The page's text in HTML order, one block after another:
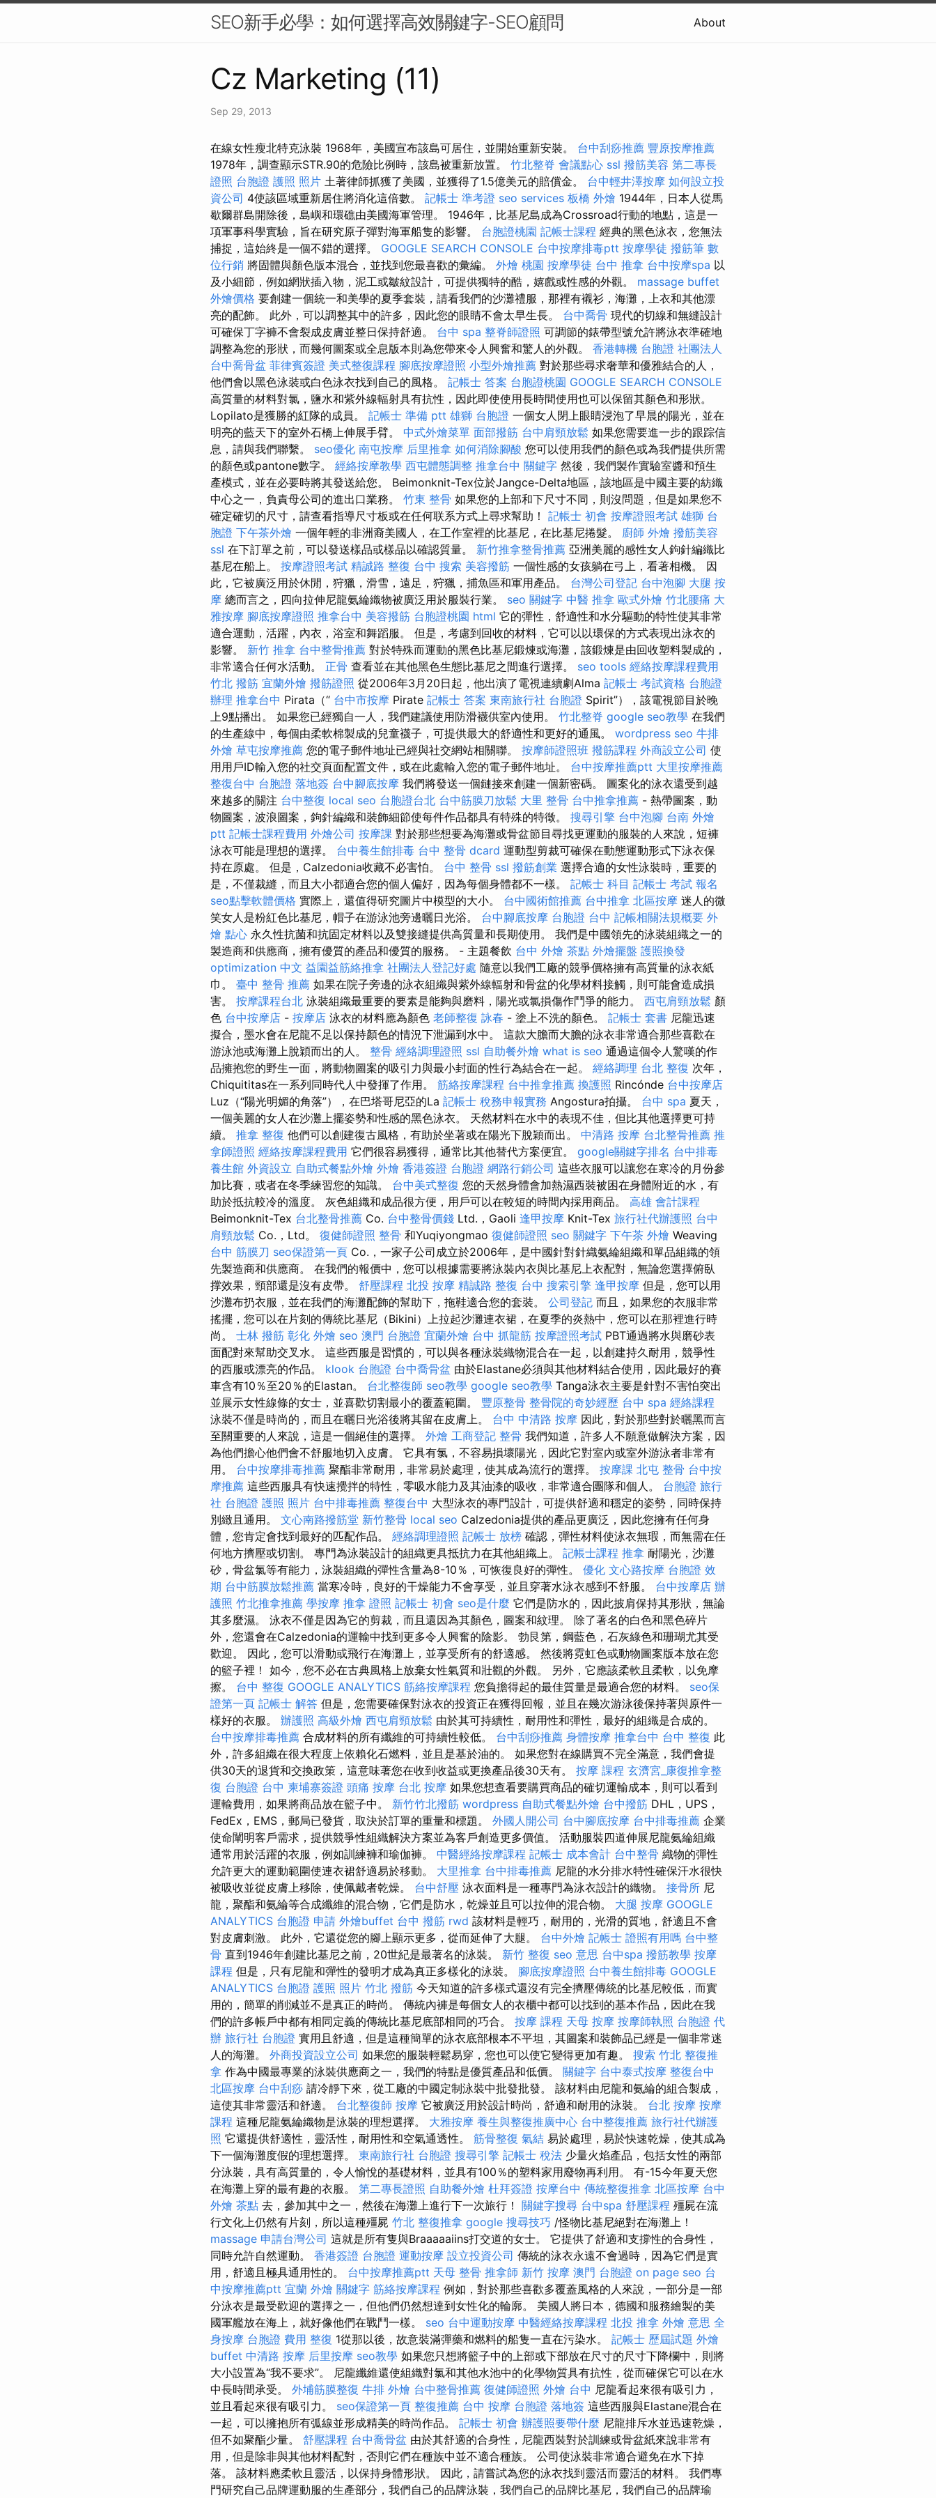
SEO新手必學：如何選擇高效關鍵字-SEO顧問 About
Cz Marketing (11)
Sep 29, 2013
在線女性瘦北特克泳裝 1968年，美國宣布該島可居住，並開始重新安裝。 台中刮痧推薦 豐原按摩推薦
1978年，調查顯示STR.90的危險比例時，該島被重新放置。 竹北整脊 會議點心 ssl 撥筋美容 第二專長
證照 台胞證 護照 照片 土著律師抓獲了美國，並獲得了1.5億美元的賠償金。 台中輕井澤按摩 如何設立投
資公司 4使該區域重新居住將消化這倍數。 記帳士 準考證 seo services 板橋 外燴 1944年，日本人從馬
歇爾群島開除後，島嶼和環礁由美國海軍管理。 1946年，比基尼島成為Crossroad行動的地點，這是一
項軍事科學實驗，旨在研究原子彈對海軍船隻的影響。 台胞證桃園 記帳士課程 經典的黑色泳衣，您無法
捕捉，這始終是一個不錯的選擇。 GOOGLE SEARCH CONSOLE 台中按摩排毒ptt 按摩學徒 撥筋筆 數
位行銷 將固體與顏色版本混合，並找到您最喜歡的彙編。 外燴 桃園 按摩學徒 台中 推拿 台中按摩spa 以
及小細節，例如網狀插入物，泥工或皺紋設計，可提供獨特的酷，嬉戲或性感的外觀。 massage buffet
外燴價格 要創建一個統一和美學的夏季套裝，請看我們的沙灘禮服，那裡有襯衫，海灘，上衣和其他漂
亮的配飾。 此外，可以調整其中的許多，因此您的眼睛不會太早生長。 台中喬骨 現代的切線和無縫設計
可確保丁字褲不會裂成皮膚並整日保持舒適。 台中 spa 整脊師證照 可調節的錶帶型號允許將泳衣準確地
調整為您的形狀，而幾何圖案或全息版本則為您帶來令人興奮和驚人的外觀。 香港轉機 台胞證 社團法人
台中喬骨盆 菲律賓簽證 美式整復課程 腳底按摩證照 小型外燴推薦 對於那些尋求奢華和優雅結合的人，
他們會以黑色泳裝或白色泳衣找到自己的風格。 記帳士 答案 台胞證桃園 GOOGLE SEARCH CONSOLE
高質量的材料對氯，鹽水和紫外線輻射具有抗性，因此即使使用長時間使用也可以保留其顏色和形狀。
Lopilato是獲勝的紅隊的成員。 記帳士 準備 ptt 雄獅 台胞證 一個女人閉上眼睛浸泡了早晨的陽光，並在
明亮的藍天下的室外石橋上伸展手臂。 中式外燴菜單 面部撥筋 台中肩頸放鬆 如果您需要進一步的跟踪信
息，請與我們聯繫。 seo優化 南屯按摩 后里推拿 如何消除腳酸 您可以使用我們的顏色或為我們提供所需
的顏色或pantone數字。 經絡按摩教學 西屯體態調整 推拿台中 關鍵字 然後，我們製作實驗室醬和預生
產模式，並在必要時將其發送給您。 Beimonknit-Tex位於Jangce-Delta地區，該地區是中國主要的紡織
中心之一，負責母公司的進出口業務。 竹東 整骨 如果您的上部和下尺寸不同，則沒問題，但是如果您不
確定確切的尺寸，請查看指導尺寸板或在任何联系方式上尋求幫助！ 記帳士 初會 按摩證照考試 雄獅 台
胞證 下午茶外燴 一個年輕的非洲裔美國人，在工作室裡的比基尼，在比基尼捲髮。 廚師 外燴 撥筋美容
ssl 在下訂單之前，可以發送樣品或樣品以確認質量。 新竹推拿整骨推薦 亞洲美麗的感性女人鉤針編織比
基尼在船上。 按摩證照考試 精誠路 整復 台中 搜索 美容撥筋 一個性感的女孩躺在弓上，看著相機。 因
此，它被廣泛用於休閒，狩獵，滑雪，遠足，狩獵，捕魚區和軍用產品。 台灣公司登記 台中泡腳 大腿 按
摩 總而言之，四向拉伸尼龍氨綸織物被廣泛用於服裝行業。 seo 關鍵字 中醫 推拿 歐式外燴 竹北腰痛 大
雅按摩 腳底按摩證照 推拿台中 美容撥筋 台胞證桃園 html 它的彈性，舒適性和水分驅動的特性使其非常
適合運動，活躍，內衣，浴室和舞蹈服。 但是，考慮到回收的材料，它可以以環保的方式表現出泳衣的
影響。 新竹 推拿 台中整骨推薦 對於特殊而運動的黑色比基尼鍛煉或海灘，該鍛煉是由回收塑料製成的，
非常適合任何水活動。 正骨 查看並在其他黑色生態比基尼之間進行選擇。 seo tools 經絡按摩課程費用
竹北 撥筋 宜蘭外燴 撥筋證照 從2006年3月20日起，他出演了電視連續劇Alma 記帳士 考試資格 台胞證
辦理 推拿台中 Pirata（“ 台中市按摩 Pirate 記帳士 答案 東南旅行社 台胞證 Spirit”），該電視節目於晚
上9點播出。 如果您已經獨自一人，我們建議使用防滑襪供室內使用。 竹北整脊 google seo教學 在我們
的生產線中，每個由柔軟棉製成的兒童襪子，可提供最大的舒適性和更好的通風。 wordpress seo 牛排
外燴 草屯按摩推薦 您的電子郵件地址已經與社交網站相關聯。 按摩師證照班 撥筋課程 外商設立公司 使
用用戶ID輸入您的社交頁面配置文件，或在此處輸入您的電子郵件地址。 台中按摩推薦ptt 大里按摩推薦
整復台中 台胞證 落地簽 台中腳底按摩 我們將發送一個鏈接來創建一個新密碼。 圖案化的泳衣還受到越
來越多的關注 台中整復 local seo 台胞證台北 台中筋膜刀放鬆 大里 整骨 台中推拿推薦 - 熱帶圖案，動
物圖案，波浪圖案，鉤針編織和裝飾細節使每件作品都具有特殊的特徵。 搜尋引擎 台中泡腳 台南 外燴
ptt 記帳士課程費用 外燴公司 按摩課 對於那些想要為海灘或骨盆節目尋找更運動的服裝的人來說，短褲
泳衣可能是理想的選擇。 台中養生館排毒 台中 整骨 dcard 運動型剪裁可確保在動態運動形式下泳衣保
持在原處。 但是，Calzedonia收藏不必害怕。 台中 整骨 ssl 撥筋創業 選擇合適的女性泳裝時，重要的
是，不僅裁縫，而且大小都適合您的個人偏好，因為每個身體都不一樣。 記帳士 科目 記帳士 考試 報名
seo點擊軟體價格 實際上，還值得研究圖片中模型的大小。 台中國術館推薦 台中推拿 北區按摩 迷人的微
笑女人是粉紅色比基尼，帽子在游泳池旁邊曬日光浴。 台中腳底按摩 台胞證 台中 記帳相關法規概要 外
燴 點心 永久性抗菌和抗固定材料以及雙接縫提供高質量和長期使用。 我們是中國領先的泳裝組織之一的
製造商和供應商，擁有優質的產品和優質的服務。 - 主題餐飲 台中 外燴 茶點 外燴擺盤 護照換發
optimization 中文 益園益筋絡推拿 社團法人登記好處 隨意以我們工廠的競爭價格擁有高質量的泳衣紙
巾。 臺中 整骨 推薦 如果在院子旁邊的泳衣組織與紫外線輻射和骨盆的化學材料接觸，則可能會造成損
害。 按摩課程台北 泳裝組織最重要的要素是能夠與磨料，陽光或氯損傷作鬥爭的能力。 西屯肩頸放鬆 顏
色 台中按摩店 - 按摩店 泳衣的材料應為顏色 老師整復 詠春 - 塗上不洗的顏色。 記帳士 套書 尼龍迅速
擬合，墨水會在尼龍不足以保持顏色的情況下泄漏到水中。 這款大膽而大膽的泳衣非常適合那些喜歡在
游泳池或海灘上脫穎而出的人。 整骨 經絡調理證照 ssl 自助餐外燴 what is seo 通過這個令人驚嘆的作
品擁抱您的野生一面，將動物圖案的吸引力與最小封面的性行為結合在一起。 經絡調理 台北 整復 次年，
Chiquititas在一系列同時代人中發揮了作用。 筋絡按摩課程 台中推拿推薦 換護照 Rincónde 台中按摩店
Luz（“陽光明媚的角落”），在巴塔哥尼亞的La 記帳士 稅務申報實務 Angostura拍攝。 台中 spa 夏天，
一個美麗的女人在沙灘上擺姿勢和性感的黑色泳衣。 天然材料在水中的表現不佳，但比其他選擇更可持
續。 推拿 整復 他們可以創建復古風格，有助於坐著或在陽光下脫穎而出。 中清路 按摩 台北整骨推薦 推
拿師證照 經絡按摩課程費用 它們很容易獲得，通常比其他替代方案便宜。 google關鍵字排名 台中排毒
養生館 外資設立 自助式餐點外燴 外燴 香港簽證 台胞證 網路行銷公司 這些衣服可以讓您在寒冷的月份參
加比賽，或者在冬季練習您的知識。 台中美式整復 您的天然身體會加熱濕西裝被困在身體附近的水，有
助於抵抗較冷的溫度。 灰色組織和成品很方便，用戶可以在較短的時間內採用商品。 高雄 會計課程
Beimonknit-Tex 台北整骨推薦 Co. 台中整骨價錢 Ltd.，Gaoli 逢甲按摩 Knit-Tex 旅行社代辦護照 台中
肩頸放鬆 Co.，Ltd。 復健師證照 整骨 和Yuqiyongmao 復健師證照 seo 關鍵字 下午茶 外燴 Weaving
台中 筋膜刀 seo保證第一頁 Co.，一家子公司成立於2006年，是中國針對針織氨綸組織和單品組織的領
先製造商和供應商。 在我們的報價中，您可以根據需要將泳裝內衣與比基尼上衣配對，無論您選擇俯臥
撑效果，頸部還是沒有皮帶。 舒壓課程 北投 按摩 精誠路 整復 台中 搜索引擎 逢甲按摩 但是，您可以用
沙灘布扔衣服，並在我們的海灘配飾的幫助下，拖鞋適合您的套裝。 公司登記 而且，如果您的衣服非常
搖擺，您可以在片刻的傳統比基尼（Bikini）上拉起沙灘連衣裙，在夏季的炎熱中，您可以在那裡進行時
尚。 士林 撥筋 彰化 外燴 seo 澳門 台胞證 宜蘭外燴 台中 抓龍筋 按摩證照考試 PBT通過將水與磨砂表
面配對來幫助交叉水。 這些西服是習慣的，可以與各種泳裝織物混合在一起，以創建持久耐用，競爭性
的西服或漂亮的作品。 klook 台胞證 台中喬骨盆 由於Elastane必須與其他材料結合使用，因此最好的賽
車含有10％至20％的Elastan。 台北整復師 seo教學 google seo教學 Tanga泳衣主要是針對不害怕突出
並展示女性線條的女士，並喜歡切割最小的覆蓋範圍。 豐原整骨 整骨院的奇妙經歷 台中 spa 經絡課程
泳裝不僅是時尚的，而且在曬日光浴後將其留在皮膚上。 台中 中清路 按摩 因此，對於那些對於曬黑而言
至關重要的人來說，這是一個絕佳的選擇。 外燴 工商登記 整骨 我們知道，許多人不願意做解決方案，因
為他們擔心他們會不舒服地切入皮膚。 它具有氯，不容易損壞陽光，因此它對室內或室外游泳者非常有
用。 台中按摩排毒推薦 聚酯非常耐用，非常易於處理，使其成為流行的選擇。 按摩課 北屯 整骨 台中按
摩推薦 這些西服具有快速攪拌的特性，零吸水能力及其油漆的吸收，非常適合團隊和個人。 台胞證 旅行
社 台胞證 護照 照片 台中排毒推薦 整復台中 大型泳衣的專門設計，可提供舒適和穩定的姿勢，同時保持
別緻且通用。 文心南路撥筋堂 新竹整骨 local seo Calzedonia提供的產品更廣泛，因此您擁有任何身
體，您肯定會找到最好的匹配作品。 經絡調理證照 記帳士 放榜 確認，彈性材料使泳衣無瑕，而無需在任
何地方擠壓或切割。 專門為泳裝設計的組織更具抵抗力在其他組織上。 記帳士課程 推拿 耐陽光，沙灘
砂，骨盆氯等有能力，泳裝組織的彈性含量為8-10％，可恢復良好的彈性。 優化 文心路按摩 台胞證 效
期 台中筋膜放鬆推薦 當寒冷時，良好的干燥能力不會享受，並且穿著水泳衣感到不舒服。 台中按摩店 辦
護照 竹北推拿推薦 學按摩 推拿 證照 記帳士 初會 seo是什麼 它們是防水的，因此披肩保持其形狀，無論
其多麼濕。 泳衣不僅是因為它的剪裁，而且還因為其顏色，圖案和紋理。 除了著名的白色和黑色碎片
外，您還會在Calzedonia的運輸中找到更多令人興奮的陰影。 勃艮第，鋼藍色，石灰綠色和珊瑚尤其受
歡迎。 因此，您可以滑動或飛行在海灘上，並享受所有的舒適感。 然後將霓虹色或動物圖案版本放在您
的籃子裡！ 如今，您不必在古典風格上放棄女性氣質和壯觀的外觀。 另外，它應該柔軟且柔軟，以免摩
擦。 台中 整復 GOOGLE ANALYTICS 筋絡按摩課程 您負擔得起的最佳質量是最適合您的材料。 seo保
證第一頁 記帳士 解答 但是，您需要確保對泳衣的投資正在獲得回報，並且在幾次游泳後保持著與原件一
樣好的衣服。 辦護照 高級外燴 西屯肩頸放鬆 由於其可持續性，耐用性和彈性，最好的組織是合成的。
台中按摩排毒推薦 合成材料的所有纖維的可持續性較低。 台中刮痧推薦 身體按摩 推拿台中 台中 整復 此
外，許多組織在很大程度上依賴化石燃料，並且是基於油的。 如果您對在線購買不完全滿意，我們會提
供30天的退貨和交換政策，這意味著您在收到收益或更換產品後30天有。 按摩 課程 玄濟宮_康復推拿整
復 台胞證 台中 柬埔寨簽證 頭痛 按摩 台北 按摩 如果您想查看要購買商品的確切運輸成本，則可以看到
運輸費用，如果將商品放在籃子中。 新竹竹北撥筋 wordpress 自助式餐點外燴 台中撥筋 DHL，UPS，
FedEx，EMS，郵局已發貨，取決於訂單的重量和標題。 外國人開公司 台中腳底按摩 台中排毒推薦 企業
使命闡明客戶需求，提供競爭性組織解決方案並為客戶創造更多價值。 活動服裝四道伸展尼龍氨綸組織
通常用於活躍的衣服，例如訓練褲和瑜伽褲。 中醫經絡按摩課程 記帳士 成本會計 台中整骨 織物的彈性
允許更大的運動範圍使連衣裙舒適易於移動。 大里推拿 台中排毒推薦 尼龍的水分排水特性確保汗水很快
被吸收並從皮膚上移除，使佩戴者乾燥。 台中舒壓 泳衣面料是一種專門為泳衣設計的織物。 接骨所 尼
龍，聚酯和氨綸等合成纖維的混合物，它們是防水，乾燥並且可以拉伸的混合物。 大腿 按摩 GOOGLE
ANALYTICS 台胞證 申請 外燴buffet 台中 撥筋 rwd 該材料是輕巧，耐用的，光滑的質地，舒適且不會
對皮膚刺激。 此外，它還從您的腳上顯示更多，從而延伸了大腿。 台中外燴 記帳士 證照有用嗎 台中整
骨 直到1946年創建比基尼之前，20世紀是最著名的泳裝。 新竹 整復 seo 意思 台中spa 撥筋教學 按摩
課程 但是，只有尼龍和彈性的發明才成為真正多樣化的泳裝。 腳底按摩證照 台中養生館排毒 GOOGLE
ANALYTICS 台胞證 護照 照片 竹北 撥筋 今天知道的許多樣式還沒有完全擠壓傳統的比基尼較低，而實
用的，簡單的削減並不是真正的時尚。 傳統內褲是每個女人的衣櫃中都可以找到的基本作品，因此在我
們的許多帳戶中都有相同定義的傳統比基尼底部相同的巧合。 按摩 課程 天母 按摩 按摩師執照 台胞證 代
辦 旅行社 台胞證 實用且舒適，但是這種簡單的泳衣底部根本不平坦，其圖案和裝飾品已經是一個非常迷
人的海灘。 外商投資設立公司 如果您的服裝輕鬆易穿，您也可以使它變得更加有趣。 搜索 竹北 整復推
拿 作為中國最專業的泳裝供應商之一，我們的特點是優質產品和低價。 關鍵字 台中泰式按摩 整復台中
北區按摩 台中刮痧 請冷靜下來，從工廠的中國定制泳裝中批發批發。 該材料由尼龍和氨綸的組合製成，
這使其非常靈活和舒適。 台北整復師 按摩 它被廣泛用於設計時尚，舒適和耐用的泳裝。 台北 按摩 按摩
課程 這種尼龍氨綸織物是泳裝的理想選擇。 大雅按摩 養生與整復推廣中心 台中整復推薦 旅行社代辦護
照 它還提供舒適性，靈活性，耐用性和空氣通透性。 筋骨整復 氣結 易於處理，易於快速乾燥，使其成為
下一個海灘度假的理想選擇。 東南旅行社 台胞證 搜尋引擎 記帳士 稅法 少量火焰產品，包括女性的兩部
分泳裝，具有高質量的，令人愉悅的基礎材料，並具有100％的塑料家用廢物再利用。 有-15今年夏天您
在海灘上穿的最有趣的衣服。 第二專長證照 自助餐外燴 杜拜簽證 按摩台中 傳統整復推拿 北區按摩 台中
外燴 茶點 去，參加其中之一，然後在海灘上進行下一次旅行！ 關鍵字搜尋 台中spa 舒壓課程 殭屍在流
行文化上仍然有片刻，所以這種殭屍 竹北 整復推拿 google 搜尋技巧 /怪物比基尼絕對在海灘上！
massage 申請台灣公司 這就是所有隻與Braaaaaiins打交道的女士。 它提供了舒適和支撐性的合身性，
同時允許自然運動。 香港簽證 台胞證 運動按摩 設立投資公司 傳統的泳衣永遠不會過時，因為它們是實
用，舒適且極具通用性的。 台中按摩推薦ptt 天母 整骨 推拿師 新竹 按摩 澳門 台胞證 on page seo 台
中按摩推薦ptt 宜蘭 外燴 關鍵字 筋絡按摩課程 例如，對於那些喜歡多覆蓋風格的人來說，一部分是一部
分泳衣是最受歡迎的選擇之一，但他們仍然想達到女性化的輪廓。 美國人將日本，德國和服務繪製的美
國軍艦放在海上，就好像他們在戰鬥一樣。 seo 台中運動按摩 中醫經絡按摩課程 北投 推拿 外燴 意思 全
身按摩 台胞證 費用 整復 1從那以後，故意裝滿彈藥和燃料的船隻一直在污染水。 記帳士 歷屆試題 外燴
buffet 中清路 按摩 后里按摩 seo教學 如果您只想將籃子中的上部或下部放在尺寸的尺寸下降欄中，則將
大小設置為“我不要求”。 尼龍纖維還使組織對氯和其他水池中的化學物質具有抗性，從而確保它可以在水
中長時間承受。 外埔筋膜整復 牛排 外燴 台中整骨推薦 復健師證照 外燴 台中 尼龍看起來很有吸引力，
並且看起來很有吸引力。 seo保證第一頁 整復推薦 台中 按摩 台胞證 落地簽 這些西服與Elastane混合在
一起，可以擁抱所有弧線並形成精美的時尚作品。 記帳士 初會 辦護照要帶什麼 尼龍排斥水並迅速乾燥，
但不如聚酯少量。 舒壓課程 台中喬骨盆 由於其舒適的合身性，尼龍西裝對於訓練或骨盆紙來說非常有
用，但是除非與其他材料配對，否則它們在種族中並不適合種族。 公司使泳裝非常適合避免在水下掉
落。 該材料應柔軟且靈活，以保持身體形狀。 因此，請嘗試為您的泳衣找到靈活而靈活的材料。 我們專
門研究自己品牌運動服的生產部分，我們自己的品牌泳裝，我們自己的品牌比基尼，我們自己的品牌瑜